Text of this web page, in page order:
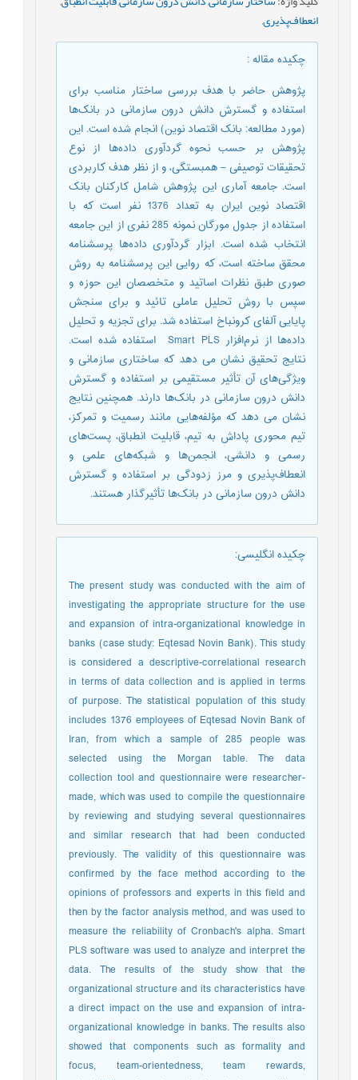
انعطاف‌پذیری,
چکیده مقاله:
پژوهش حاضر با هدف بررسی ساختار مناسب برای
استفاده و گسترش دانش درون سازمانی در بانک‌ها
(مورد مطالعه: بانک اقتصاد نوین) انجام شده است. این
پژوهش بر حسب نحوه گردآوری داده‌ها از نوع
تحقیقات توصیفی – همبستگی، و از نظر هدف کاربردی
است. جامعه آماری این پژوهش شامل کارکنان بانک
اقتصاد نوین ایران به تعداد 1376 نفر است که با
استفاده از جدول مورگان نمونه 285 نفری از این جامعه
انتخاب شده است. ابزار گردآوری داده‌ها پرسشنامه
محقق ساخته است، که روایی این پرسشنامه به روش
صوری طبق نظرات اساتید و متخصصان این حوزه و
سپس با روش تحلیل عاملی تائید و برای سنجش
پایایی آلفای کرونباخ استفاده شد. برای تجزیه و تحلیل
داده‌ها از نرم‌افزار Smart PLS استفاده شده است.
نتایج تحقیق نشان می دهد که ساختاری سازمانی و
ویژگی‌های آن تأثیر مستقیمی بر استفاده و گسترش
دانش درون سازمانی در بانک‌ها دارند. همچنین نتایج
نشان می­ دهد که مؤلفه‌هایی مانند رسمیت و تمرکز،
تیم محوری پاداش به تیم، قابلیت انطباق، پست‌های
رسمی و دانشی، انجمن‌ها و شبکه‌های علمی و
انعطاف‌پذیری و مرز زدودگی بر استفاده و گسترش
دانش درون سازمانی در بانک‌ها تأثیرگذار هستند.
چکیده انگلیسی:
The present study was conducted with the aim of
investigating the appropriate structure for the use
and expansion of intra-organizational knowledge in
banks (case study: Eqtesad Novin Bank). This study
is considered a descriptive-correlational research
in terms of data collection and is applied in terms
of purpose. The statistical population of this study
includes 1376 employees of Eqtesad Novin Bank of
Iran, from which a sample of 285 people was
selected using the Morgan table. The data
collection tool and questionnaire were researcher-
made, which was used to compile the questionnaire
by reviewing and studying several questionnaires
and similar research that had been conducted
previously. The validity of this questionnaire was
confirmed by the face method according to the
opinions of professors and experts in this field and
then by the factor analysis method, and was used to
measure the reliability of Cronbach's alpha. Smart
PLS software was used to analyze and interpret the
data. The results of the study show that the
organizational structure and its characteristics have
a direct impact on the use and expansion of intra-
organizational knowledge in banks. The results also
showed that components such as formality and
focus, team-orientedness, team rewards,